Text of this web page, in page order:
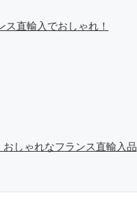
連だけでなく日本の観光情報や飲
雑誌……料理通信、カフェ・スイー
直輸入でおしゃれ！
しゃれなフランス直輸入品